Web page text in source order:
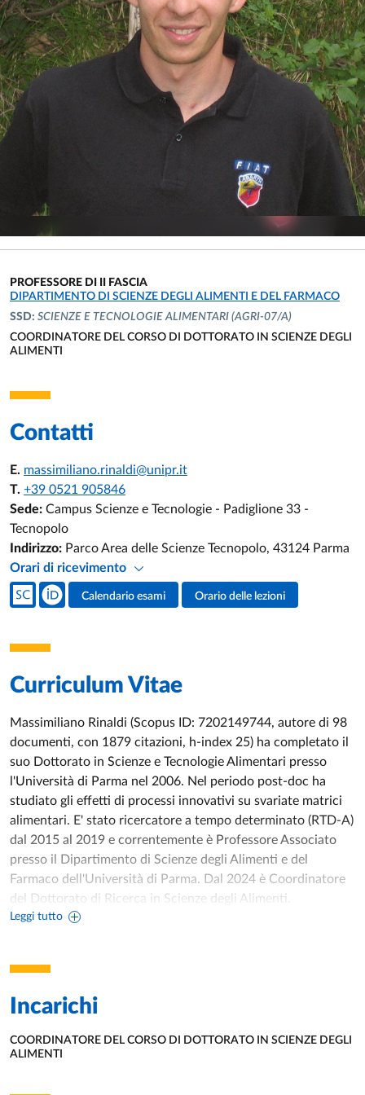
PROFESSORE DI II FASCIA
UNITÀ ORGANIZZATIVA AFFERENTE:
DIPARTIMENTO DI SCIENZE DEGLI ALIMENTI E DEL FARMACO
SSD: SCIENZE E TECNOLOGIE ALIMENTARI (AGRI-07/A)
COORDINATORE DEL CORSO DI DOTTORATO IN SCIENZE DEGLI
ALIMENTI
Contatti
E. massimiliano.rinaldi@unipr.it
T. +39 0521 905846
Sede: Campus Scienze e Tecnologie - Padiglione 33 -
Tecnopolo
Indirizzo: Parco Area delle Scienze Tecnopolo, 43124 Parma
Orari di ricevimento
Social del docente
Calendario esami Orario delle lezioni
Curriculum Vitae
Leggi tutto
Massimiliano Rinaldi (Scopus ID: 7202149744, autore di 98
documenti, con 1879 citazioni, h-index 25) ha completato il
suo Dottorato in Scienze e Tecnologie Alimentari presso
l'Università di Parma nel 2006. Nel periodo post-doc ha
studiato gli effetti di processi innovativi su svariate matrici
alimentari. E' stato ricercatore a tempo determinato (RTD-A)
dal 2015 al 2019 e correntemente è Professore Associato
presso il Dipartimento di Scienze degli Alimenti e del
Farmaco dell'Università di Parma. Dal 2024 è Coordinatore
del Dottorato di Ricerca in Scienze degli Alimenti.
Le sue attività principali di ricerca sono focalizzate sulla
tecnologie innovative e/o ingredienti innovativi sulle
proprietà fisiche di alimenti. Topic specifici sono: i) utilizzo di
modelli matematici per la progettazione di processi
alimentari; ii) valutazione degli effetti di tecnologie termiche
e non-termiche sulla qualità alimentare; iii) valutazione degli
Incarichi
COORDINATORE DEL CORSO DI DOTTORATO IN SCIENZE DEGLI
ALIMENTI